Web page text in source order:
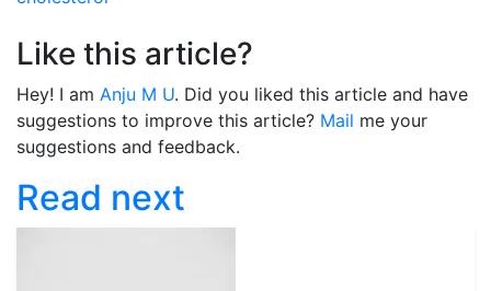
Like this article?
Hey! I am Anju M U. Did you liked this article and have
suggestions to improve this article? Mail me your
suggestions and feedback.
Read next